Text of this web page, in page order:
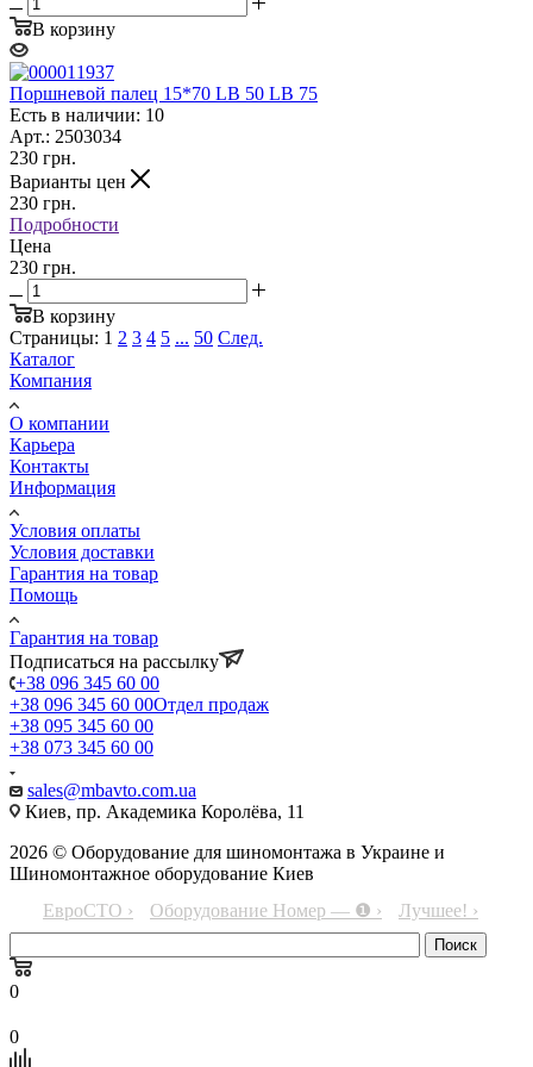
В корзину
Поршневой палец 15*70 LB 50 LB 75
Есть в наличии: 10
Арт.: 2503034
230 грн.
Варианты цен
230 грн.
Подробности
Цена
230 грн.
В корзину
Страницы: 1 2 3 4 5 ... 50 След.
Каталог
Компания
О компании
Карьера
Контакты
Информация
Условия оплаты
Условия доставки
Гарантия на товар
Помощь
Гарантия на товар
Подписаться на рассылку
+38 096 345 60 00
+38 096 345 60 00Отдел продаж
+38 095 345 60 00
+38 073 345 60 00
sales@mbavto.com.ua
Киев, пр. Академика Королёва, 11
2026 © Оборудование для шиномонтажа в Украине и
Шиномонтажное оборудование Киев
ЕвроСТО ›
Оборудование Номер — ❶ › Лучшее! ›
0
0